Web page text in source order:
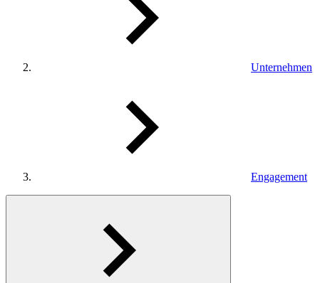
Unternehmen
Engagement